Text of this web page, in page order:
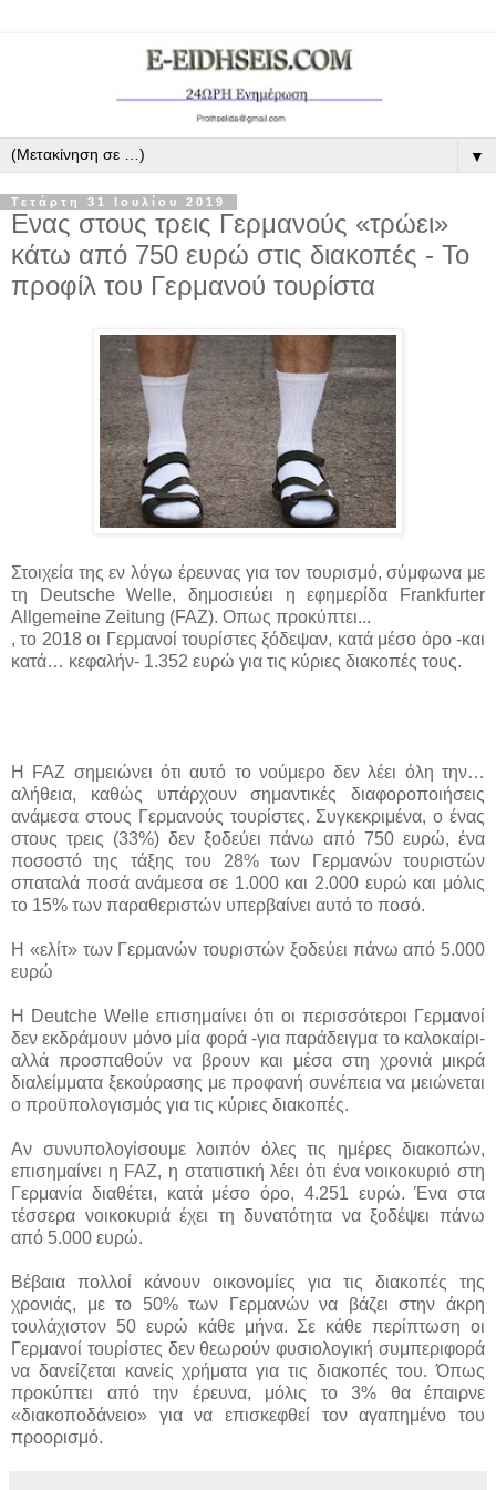
▼
Τετάρτη 31 Ιουλίου 2019
Ενας στους τρεις Γερμανούς «τρώει»
κάτω από 750 ευρώ στις διακοπές - Το
προφίλ του Γερμανού τουρίστα
Στοιχεία της εν λόγω έρευνας για τον τουρισμό, σύμφωνα με
τη Deutsche Welle, δημοσιεύει η εφημερίδα Frankfurter
Allgemeine Zeitung (FAZ). Οπως προκύπτει...
, το 2018 οι Γερμανοί τουρίστες ξόδεψαν, κατά μέσο όρο -και
κατά… κεφαλήν- 1.352 ευρώ για τις κύριες διακοπές τους.
Η FAZ σημειώνει ότι αυτό το νούμερο δεν λέει όλη την…
αλήθεια, καθώς υπάρχουν σημαντικές διαφοροποιήσεις
ανάμεσα στους Γερμανούς τουρίστες. Συγκεκριμένα, ο ένας
στους τρεις (33%) δεν ξοδεύει πάνω από 750 ευρώ, ένα
ποσοστό της τάξης του 28% των Γερμανών τουριστών
σπαταλά ποσά ανάμεσα σε 1.000 και 2.000 ευρώ και μόλις
το 15% των παραθεριστών υπερβαίνει αυτό το ποσό.
Η «ελίτ» των Γερμανών τουριστών ξοδεύει πάνω από 5.000
ευρώ
Η Deutche Welle επισημαίνει ότι οι περισσότεροι Γερμανοί
δεν εκδράμουν μόνο μία φορά -για παράδειγμα το καλοκαίρι-
αλλά προσπαθούν να βρουν και μέσα στη χρονιά μικρά
διαλείμματα ξεκούρασης με προφανή συνέπεια να μειώνεται
ο προϋπολογισμός για τις κύριες διακοπές.
Αν συνυπολογίσουμε λοιπόν όλες τις ημέρες διακοπών,
επισημαίνει η FAZ, η στατιστική λέει ότι ένα νοικοκυριό στη
Γερμανία διαθέτει, κατά μέσο όρο, 4.251 ευρώ. Ένα στα
τέσσερα νοικοκυριά έχει τη δυνατότητα να ξοδέψει πάνω
από 5.000 ευρώ.
Βέβαια πολλοί κάνουν οικονομίες για τις διακοπές της
χρονιάς, με το 50% των Γερμανών να βάζει στην άκρη
τουλάχιστον 50 ευρώ κάθε μήνα. Σε κάθε περίπτωση οι
Γερμανοί τουρίστες δεν θεωρούν φυσιολογική συμπεριφορά
να δανείζεται κανείς χρήματα για τις διακοπές του. Όπως
προκύπτει από την έρευνα, μόλις το 3% θα έπαιρνε
«διακοποδάνειο» για να επισκεφθεί τον αγαπημένο του
προορισμό.